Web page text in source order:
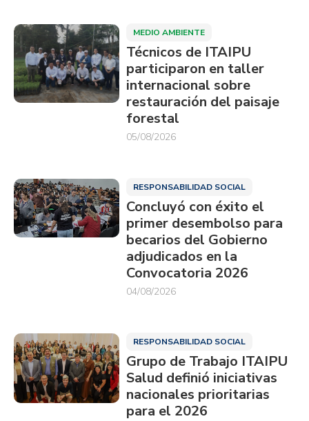
MEDIO AMBIENTE
Técnicos de ITAIPU
participaron en taller
internacional sobre
restauración del paisaje
forestal
05/08/2026
RESPONSABILIDAD SOCIAL
Concluyó con éxito el
primer desembolso para
becarios del Gobierno
adjudicados en la
Convocatoria 2026
04/08/2026
RESPONSABILIDAD SOCIAL
Grupo de Trabajo ITAIPU
Salud definió iniciativas
nacionales prioritarias
para el 2026